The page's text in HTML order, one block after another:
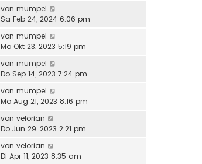
von mumpel
Sa Feb 24, 2024 6:06 pm
von mumpel
Mo Okt 23, 2023 5:19 pm
von mumpel
Do Sep 14, 2023 7:24 pm
von mumpel
Mo Aug 21, 2023 8:16 pm
von velorian
Do Jun 29, 2023 2:21 pm
von velorian
Di Apr 11, 2023 8:35 am